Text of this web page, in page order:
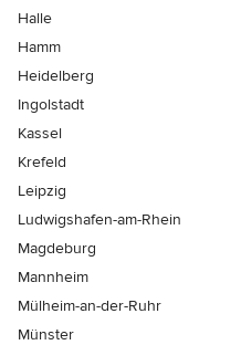
Halle
Hamm
Heidelberg
Ingolstadt
Kassel
Krefeld
Leipzig
Ludwigshafen-am-Rhein
Magdeburg
Mannheim
Mülheim-an-der-Ruhr
Münster